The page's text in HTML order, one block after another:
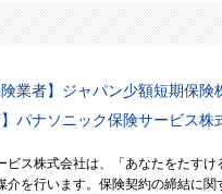
険業者】ジャパン少額短期保険
】パナソニック保険サービス株
ビス株式会社は、「あなたをたす
介を行います。保険契約の締結に関